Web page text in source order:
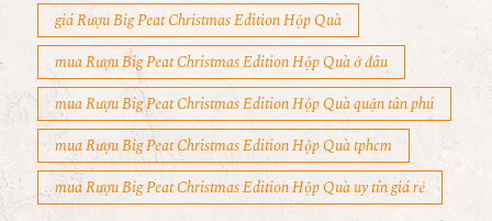
giá Rượu Big Peat Christmas Edition Hộp Quà
mua Rượu Big Peat Christmas Edition Hộp Quà ở đâu
mua Rượu Big Peat Christmas Edition Hộp Quà quận tân phú
mua Rượu Big Peat Christmas Edition Hộp Quà tphcm
mua Rượu Big Peat Christmas Edition Hộp Quà uy tín giá rẻ